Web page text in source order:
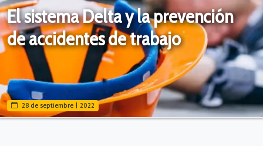
El sistema Delta y la prevención
de accidentes de trabajo
28 de septiembre | 2022